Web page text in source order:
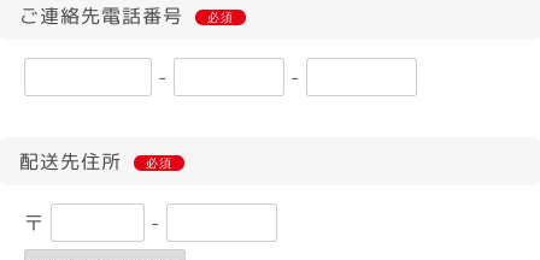
ご連絡先電話番号 必須
- -
配送先住所 必須
〒 -